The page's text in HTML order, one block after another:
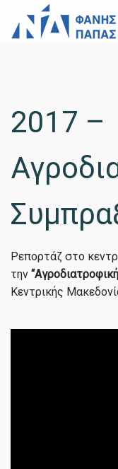
2017 –
Ρεπορτάζ στο
την
Κεντρικής